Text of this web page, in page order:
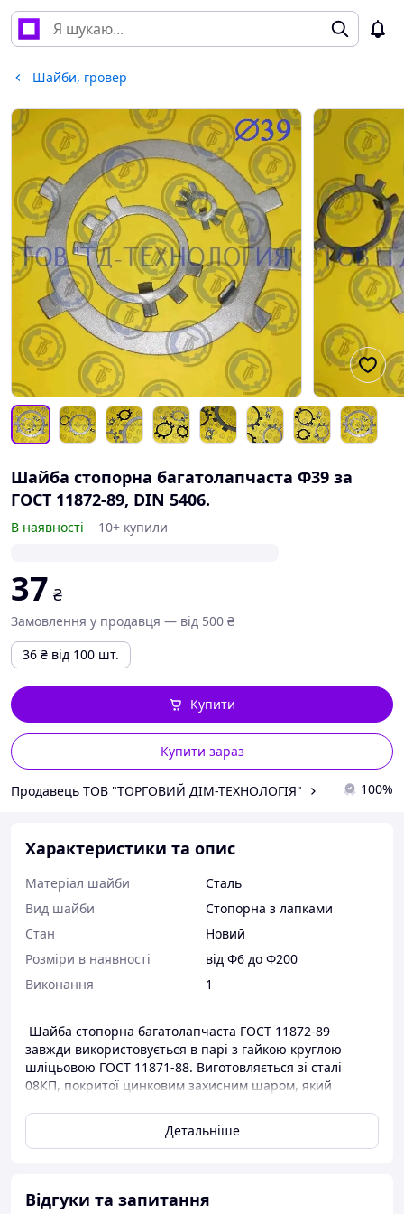
Шайби, гровер
Шайба стопорна багатолапчаста Ф39 за
ГОСТ 11872-89, DIN 5406.
В наявності 10+ купили
37 ₴
Замовлення у продавця — від 500 ₴
36 ₴ від 100 шт.
Купити зараз
Купити
Продавець ТОВ "ТОРГОВИЙ ДІМ-ТЕХНОЛОГІЯ" 100%
Характеристики та опис
Матеріал шайби
Сталь
Вид шайби
Стопорна з лапками
Стан
Новий
Розміри в наявності
від Ф6 до Ф200
Виконання
1
Шайба стопорна багатолапчаста ГОСТ 11872-89
завжди використовується в парі з гайкою круглою
шліцьовою ГОСТ 11871-88. Виготовляється зі сталі
08КП, покритої цинковим захисним шаром, який
Шайби багатолапчасті є конструктивним металевим
елементом, який належить до категорії кріпильних
перешкоджає роз'єднанню за великої фізичної та
Детальніше
Відгуки та запитання